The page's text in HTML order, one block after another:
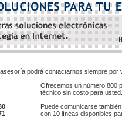
podrá contactarnos siempre por
Ofrecemos un número 800
técnico sin costo para usted.
Puede comunicarse
con 10 líneas disponibles